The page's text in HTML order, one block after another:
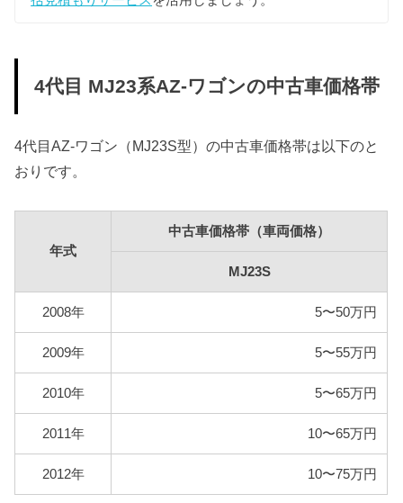
4代目 MJ23系AZ-ワゴンの中古車価格帯
4代目AZ-ワゴン（MJ23S型）の中古車価格帯は以下のと
おりです。
年式
中古車価格帯（車両価格）
MJ23S
2008年 5〜50万円
2009年 5〜55万円
2010年 5〜65万円
2011年 10〜65万円
2012年 10〜75万円